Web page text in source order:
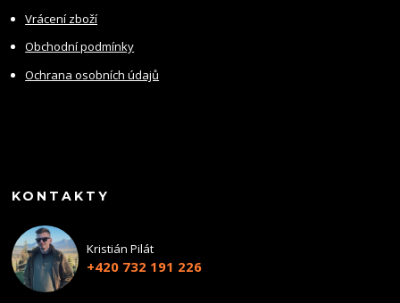
Vrácení zboží
Obchodní podmínky
Ochrana osobních údajů
KONTAKTY
Kristián Pilát
+420 732 191 226